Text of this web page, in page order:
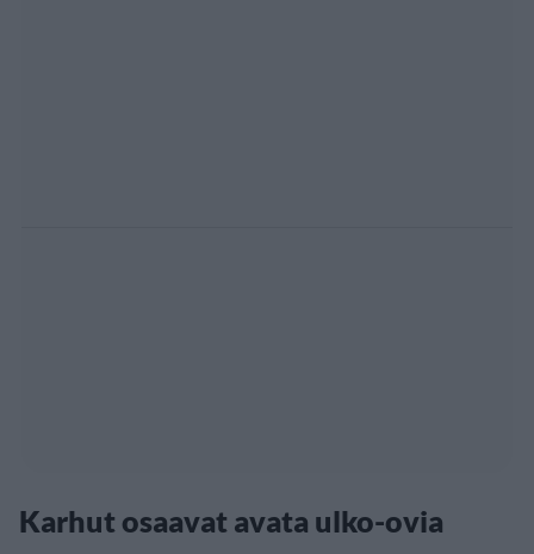
Karhut osaavat avata ulko-ovia